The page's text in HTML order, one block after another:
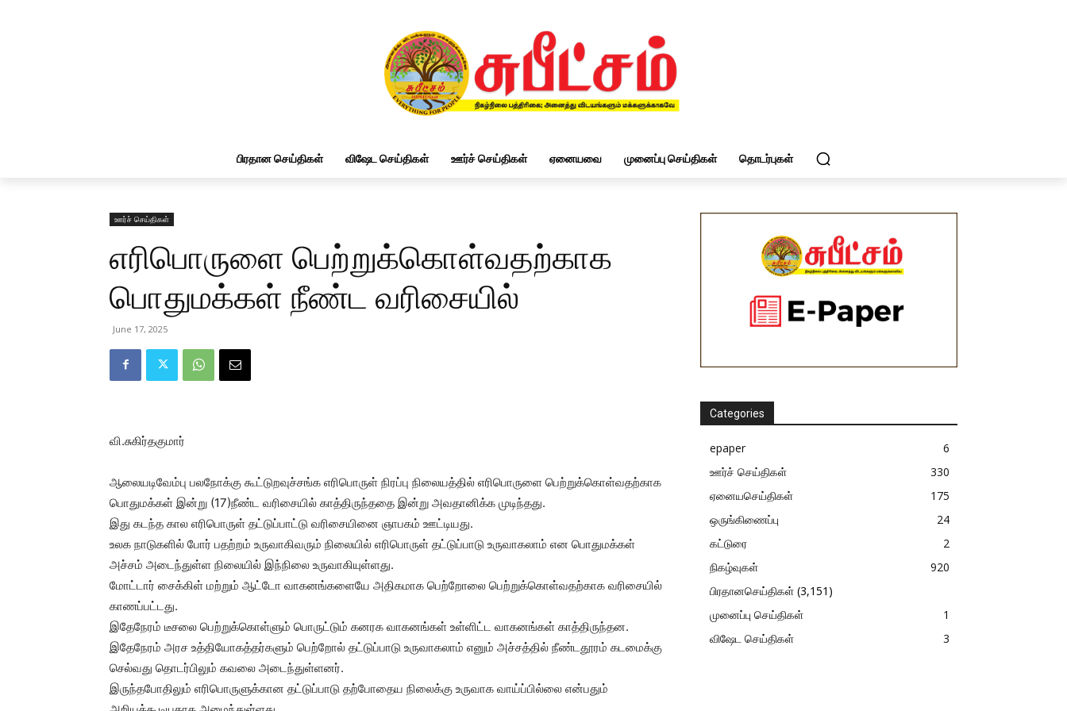
பிரதான செய்திகள் விஷேட செய்திகள் ஊர்ச் செய்திகள் ஏனையவை முனைப்பு செய்திகள் தொடர்புகள்
ஊர்ச் செய்திகள்
எரிபொருளை பெற்றுக்கொள்வதற்காக
பொதுமக்கள் நீண்ட வரிசையில்
June 17, 2025
வி.சுகிர்தகுமார்
ஆலையடிவேம்பு பலநோக்கு கூட்டுறவுச்சங்க எரிபொருள் நிரப்பு நிலையத்தில் எரிபொருளை பெற்றுக்கொள்வதற்காக
பொதுமக்கள் இன்று (17)நீண்ட வரிசையில் காத்திருந்ததை இன்று அவதானிக்க முடிந்தது.
இது கடந்த கால எரிபொருள் தட்டுப்பாட்டு வரிசையினை ஞாபகம் ஊட்டியது.
உலக நாடுகளில் போர் பதற்றம் உருவாகிவரும் நிலையில் எரிபொருள் தட்டுப்பாடு உருவாகலாம் என பொதுமக்கள்
அச்சம் அடைந்துள்ள நிலையில் இந்நிலை உருவாகியுள்ளது.
மோட்டார் சைக்கிள் மற்றும் ஆட்டோ வாகனங்களையே அதிகமாக பெற்றோலை பெற்றுக்கொள்வதற்காக வரிசையில்
காணப்பட்டது.
இதேநேரம் டீசலை பெற்றுக்கொள்ளும் பொருட்டும் கனரக வாகனங்கள் உள்ளிட்ட வாகனங்கள் காத்திருந்தன.
இதேநேரம் அரச உத்தியோகத்தர்களும் பெற்றோல் தட்டுப்பாடு உருவாகலாம் எனும் அச்சத்தில் நீண்டதூரம் கடமைக்கு
செல்வது தொடர்பிலும் கவலை அடைந்துள்ளனர்.
இருந்தபோதிலும் எரிபொருளுக்கான தட்டுப்பாடு தற்போதைய நிலைக்கு உருவாக வாய்ப்பில்லை என்பதும்
Categories
epaper
6
ஊர்ச் செய்திகள்
330
ஏனையசெய்திகள்
175
ஒருங்கிணைப்பு
24
கட்டுரை
2
நிகழ்வுகள்
920
பிரதானசெய்திகள் (3,151)
முனைப்பு செய்திகள்
1
விஷேட செய்திகள்
3